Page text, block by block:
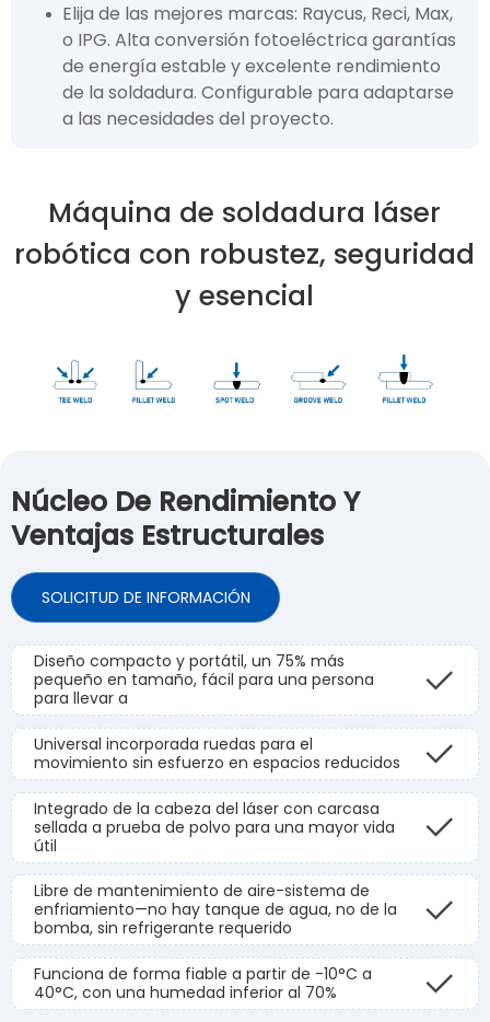
Elija de las mejores marcas: Raycus, Reci, Max,
o IPG. Alta conversión fotoeléctrica garantías
de energía estable y excelente rendimiento
de la soldadura. Configurable para adaptarse
a las necesidades del proyecto.
Máquina de soldadura láser
robótica con robustez, seguridad
y esencial
Núcleo De Rendimiento Y
Ventajas Estructurales
SOLICITUD DE INFORMACIÓN
Diseño compacto y portátil, un 75% más
pequeño en tamaño, fácil para una persona
para llevar a
Universal incorporada ruedas para el
movimiento sin esfuerzo en espacios reducidos
Integrado de la cabeza del láser con carcasa
sellada a prueba de polvo para una mayor vida
útil
Libre de mantenimiento de aire-sistema de
enfriamiento—no hay tanque de agua, no de la
bomba, sin refrigerante requerido
Funciona de forma fiable a partir de -10°C a
40°C, con una humedad inferior al 70%